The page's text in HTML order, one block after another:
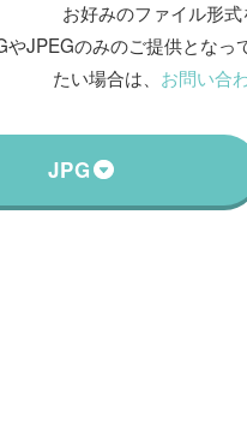
お好みのファイル形
やJPEGのみのご提供とな
たい場合は、 お問い合
JPG